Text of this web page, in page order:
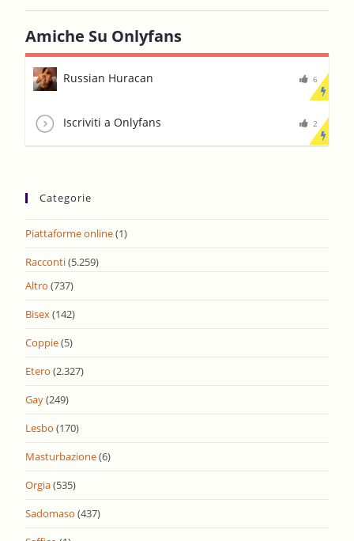
Amiche Su Onlyfans
Russian Huracan 6
Iscriviti a Onlyfans 2
Categorie
Piattaforme online(1)
Racconti(5.259)
Altro (737)
Bisex(142)
Coppie(5)
Etero (2.327)
Gay(249)
Lesbo (170)
Masturbazione(6)
Orgia(535)
Sadomaso (437)